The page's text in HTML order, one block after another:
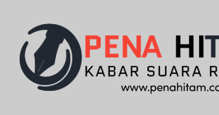
content